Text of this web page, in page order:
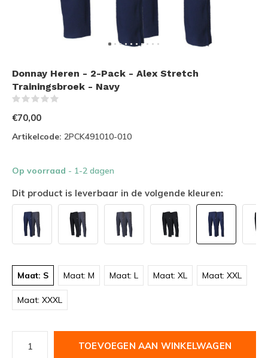
Donnay Heren - 2-Pack - Alex Stretch
Trainingsbroek - Navy
€70,00
Artikelcode: 2PCK491010-010
Op voorraad - 1-2 dagen
Dit product is leverbaar in de volgende kleuren:
Maat: S Maat: M Maat: L Maat: XL Maat: XXL
Maat: XXXL
TOEVOEGEN AAN WINKELWAGEN